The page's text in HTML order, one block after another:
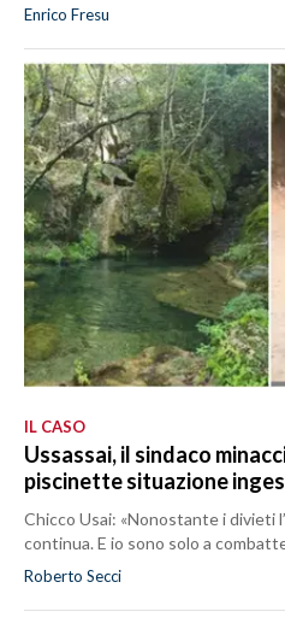
Enrico Fresu
IL CASO
Ussassai, il sindaco
piscinette situazione
Chicco Usai: «Nonostante i divieti
continua. E io sono solo a
Roberto Secci